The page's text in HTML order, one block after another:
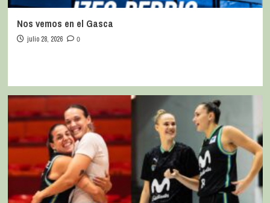
Nos vemos en el Gasca
julio 28, 2026 0